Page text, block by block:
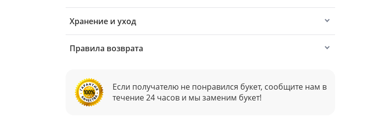
Хранение и уход
Правила возврата
Если получателю не понравился букет, сообщите нам в
течение 24 часов и мы заменим букет!